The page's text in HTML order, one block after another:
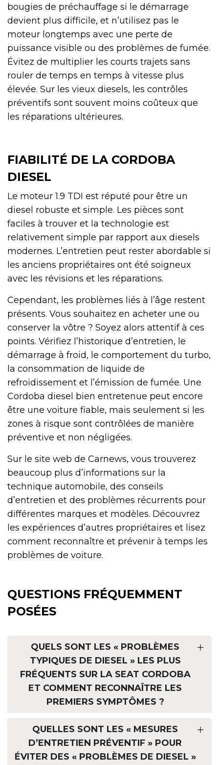
bougies de préchauffage si le démarrage
devient plus difficile, et n’utilisez pas le
moteur longtemps avec une perte de
puissance visible ou des problèmes de fumée.
Évitez de multiplier les courts trajets sans
rouler de temps en temps à vitesse plus
élevée. Sur les vieux diesels, les contrôles
préventifs sont souvent moins coûteux que
les réparations ultérieures.
FIABILITÉ DE LA CORDOBA
DIESEL
Le moteur 1.9 TDI est réputé pour être un
diesel robuste et simple. Les pièces sont
faciles à trouver et la technologie est
relativement simple par rapport aux diesels
modernes. L’entretien peut rester abordable si
les anciens propriétaires ont été soigneux
avec les révisions et les réparations.
Cependant, les problèmes liés à l’âge restent
présents. Vous souhaitez en acheter une ou
conserver la vôtre ? Soyez alors attentif à ces
points. Vérifiez l’historique d’entretien, le
démarrage à froid, le comportement du turbo,
la consommation de liquide de
refroidissement et l’émission de fumée. Une
Cordoba diesel bien entretenue peut encore
être une voiture fiable, mais seulement si les
zones à risque sont contrôlées de manière
préventive et non négligées.
Sur le site web de Carnews, vous trouverez
beaucoup plus d’informations sur la
technique automobile, des conseils
d’entretien et des problèmes récurrents pour
différentes marques et modèles. Découvrez
les expériences d’autres propriétaires et lisez
comment reconnaître et prévenir à temps les
problèmes de voiture.
QUESTIONS FRÉQUEMMENT
POSÉES
QUELS SONT LES « PROBLÈMES
TYPIQUES DE DIESEL » LES PLUS
FRÉQUENTS SUR LA SEAT CORDOBA
ET COMMENT RECONNAÎTRE LES
PREMIERS SYMPTÔMES ?
QUELLES SONT LES « MESURES
D’ENTRETIEN PRÉVENTIF » POUR
ÉVITER DES « PROBLÈMES DE DIESEL »